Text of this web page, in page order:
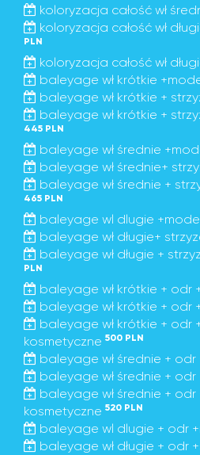
koloryzacja całość wł
koloryzacja całość wł
PLN
koloryzacja całość wł
baleyage wł krótkie
baleyage wł krótkie +
baleyage wł krótkie +
445 PLN
baleyage wł średnie
baleyage wł średnie+
baleyage wł średnie +
465 PLN
baleyage wl dlugie
baleyage wł długie+
baleyage wł długie +
PLN
baleyage wł krótkie + odr
baleyage wł krótkie + odr
baleyage wł krótkie + odr
kosmetyczne 500 PLN
baleyage wł średnie +
baleyage wł średnie + odr
baleyage wł średnie + odr
kosmetyczne 520 PLN
baleyage wl dlugie + odr
baleyage wł długie + odr